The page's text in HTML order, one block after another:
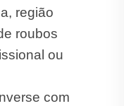
região
roubos
ou
com